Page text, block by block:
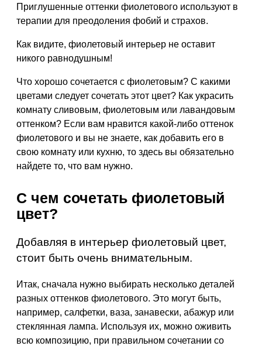
Приглушенные оттенки фиолетового используют в
терапии для преодоления фобий и страхов.
Как видите, фиолетовый интерьер не оставит
никого равнодушным!
Что хорошо сочетается с фиолетовым? С какими
цветами следует сочетать этот цвет? Как украсить
комнату сливовым, фиолетовым или лавандовым
оттенком? Если вам нравится какой-либо оттенок
фиолетового и вы не знаете, как добавить его в
свою комнату или кухню, то здесь вы обязательно
найдете то, что вам нужно.
С чем сочетать фиолетовый
цвет?
Добавляя в интерьер фиолетовый цвет,
стоит быть очень внимательным.
Итак, сначала нужно выбирать несколько деталей
разных оттенков фиолетового. Это могут быть,
например, салфетки, ваза, занавески, абажур или
стеклянная лампа. Используя их, можно оживить
всю композицию, при правильном сочетании со